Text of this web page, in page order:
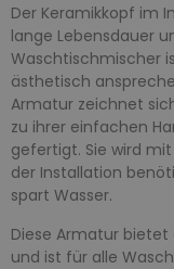
Der Keramikkopf im
lange Lebensdauer
Waschtischmischer
ästhetisch
Armatur zeichnet
zu ihrer einfachen
gefertigt. Sie wird
der Installation
spart Wasser.
Diese Armatur
und ist für alle